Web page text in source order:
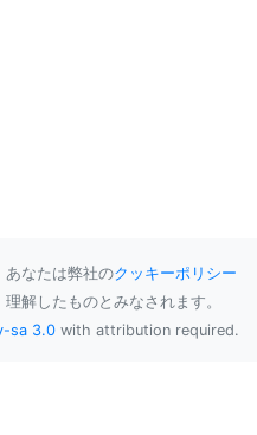
あなたは弊社のクッキーポリシー
理解したものとみなされます。
sa 3.0 with attribution required.